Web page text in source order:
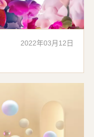
2022年03月12日